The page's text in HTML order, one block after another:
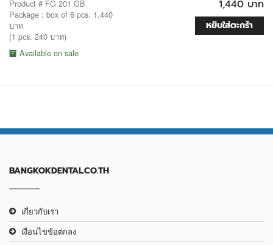
Product # FG 201 GB
Package : box of 6 pcs. 1,440
บาท
(1 pcs. 240 บาท)
Available on sale
1,440 บาท
หยิบใส่ตะกร้า
BANGKOKDENTAL.CO.TH
เกี่ยวกับเรา
เงือนไขข้อตกลง